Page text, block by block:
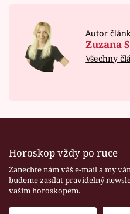
Autor
Zuzana
Všechny
Horoskop vždy po ruce
Zanechte nám váš e-mail a my
budeme zasílat pravidelný
vaším horoskopem.